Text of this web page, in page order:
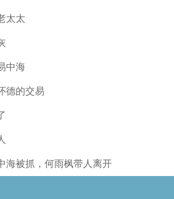
太太
中海
德的交易
海被抓，何雨枫带人离开